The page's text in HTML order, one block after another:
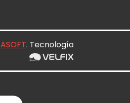
. Tecnología